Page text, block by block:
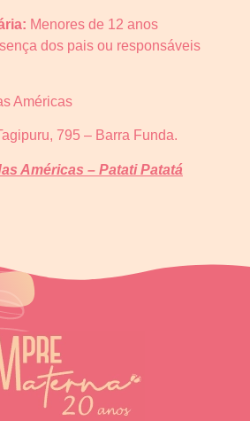
Menores de 12 anos
dos pais ou responsáveis
Américas
795 – Barra Funda.
Américas – Patati Patatá